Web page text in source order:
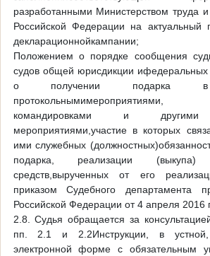
разработанными Министерством труда
Российской Федерации на актуальный
декларационнойкампании;
Положением о порядке сообщения
судов общей юрисдикции ифедеральных
о получении
командировками и другими
мероприятиями,участие в которых
ими служебных
подарка, реализации
средств,вырученных от его
приказом Судебного департамента
Российской Федерации от 4 апреля 2016
2.8. Судья обращается за
пп. 2.1 и 2.2Инструкции, в
электронной форме с обязательным